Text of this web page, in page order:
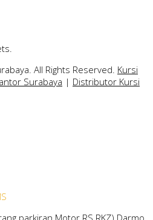
All Rights Reserved. Kursi
Surabaya | Distributor Kursi